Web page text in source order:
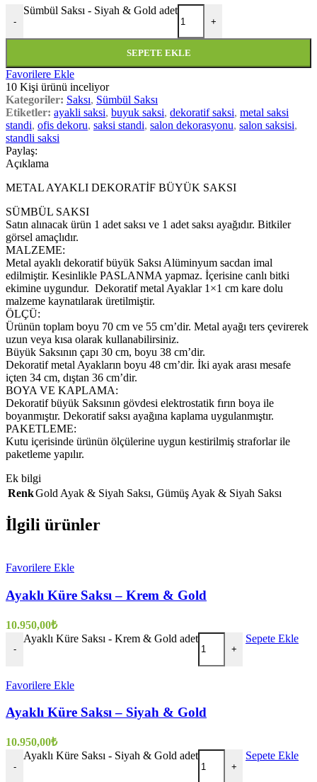
-
Sümbül Saksı - Siyah & Gold adet
+
SEPETE EKLE
Favorilere Ekle
10 Kişi ürünü inceliyor
Kategoriler: Saksı, Sümbül Saksı
Etiketler: ayakli saksi, buyuk saksi, dekoratif saksi, metal saksi
standi, ofis dekoru, saksi standi, salon dekorasyonu, salon saksisi,
standli saksi
Paylaş:
Açıklama
METAL AYAKLI DEKORATİF BÜYÜK SAKSI
SÜMBÜL SAKSI
Satın alınacak ürün 1 adet saksı ve 1 adet saksı ayağıdır. Bitkiler
görsel amaçlıdır.
MALZEME:
Metal ayaklı dekoratif büyük Saksı Alüminyum sacdan imal
edilmiştir. Kesinlikle PASLANMA yapmaz. İçerisine canlı bitki
ekimine uygundur. Dekoratif metal Ayaklar 1×1 cm kare dolu
malzeme kaynatılarak üretilmiştir.
ÖLÇÜ:
Ürünün toplam boyu 70 cm ve 55 cm’dir. Metal ayağı ters çevirerek
uzun veya kısa olarak kullanabilirsiniz.
Büyük Saksının çapı 30 cm, boyu 38 cm’dir.
Dekoratif metal Ayakların boyu 48 cm’dir. İki ayak arası mesafe
içten 34 cm, dıştan 36 cm’dir.
BOYA VE KAPLAMA:
Dekoratif büyük Saksının gövdesi elektrostatik fırın boya ile
boyanmıştır. Dekoratif saksı ayağına kaplama uygulanmıştır.
PAKETLEME:
Kutu içerisinde ürünün ölçülerine uygun kestirilmiş straforlar ile
paketleme yapılır.
Ek bilgi
RenkGold Ayak & Siyah Saksı, Gümüş Ayak & Siyah Saksı
İlgili ürünler
Favorilere Ekle
Ayaklı Küre Saksı – Krem & Gold
10.950,00₺
-
Ayaklı Küre Saksı - Krem & Gold adet
+
Sepete Ekle
Favorilere Ekle
Ayaklı Küre Saksı – Siyah & Gold
10.950,00₺
-
Ayaklı Küre Saksı - Siyah & Gold adet
+
Sepete Ekle